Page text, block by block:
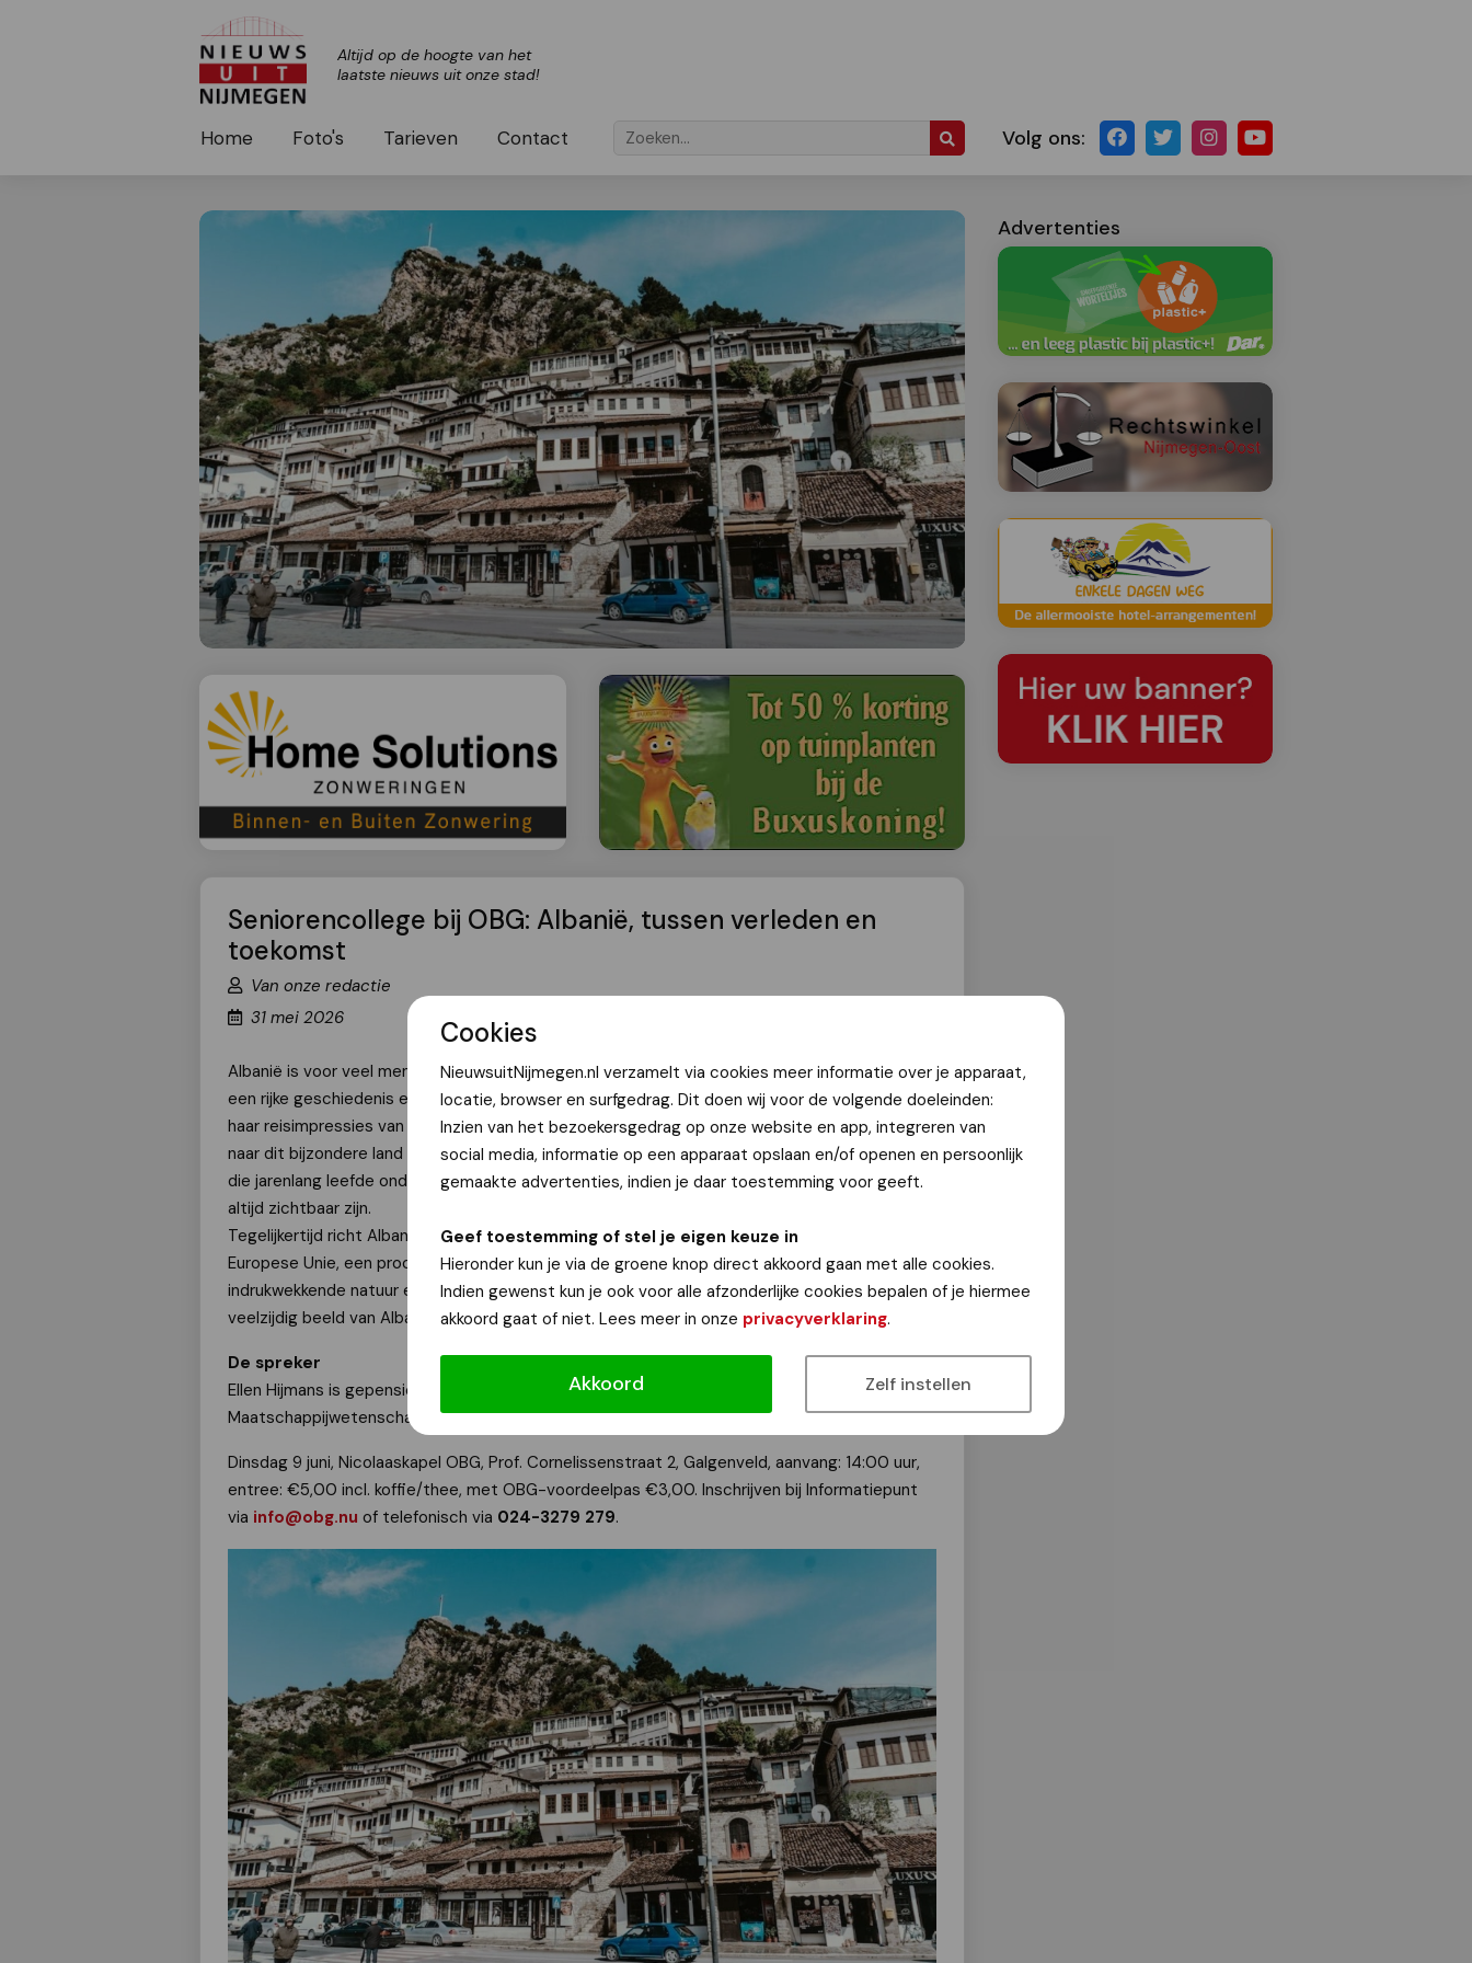
Cookies
NieuwsuitNijmegen.nl verzamelt via cookies meer informatie over je apparaat,
locatie, browser en surfgedrag. Dit doen wij voor de volgende doeleinden:
Inzien van het bezoekersgedrag op onze website en app, integreren van
social media, informatie op een apparaat opslaan en/of openen en persoonlijk
gemaakte advertenties, indien je daar toestemming voor geeft.
Geef toestemming of stel je eigen keuze in
Hieronder kun je via de groene knop direct akkoord gaan met alle cookies.
Indien gewenst kun je ook voor alle afzonderlijke cookies bepalen of je hiermee
akkoord gaat of niet. Lees meer in onze privacyverklaring.
Akkoord Zelf instellen
Altijd op de hoogte van het
laatste nieuws uit onze stad!
Home Foto's Tarieven Contact Volg ons:
Seniorencollege bij OBG: Albanië, tussen verleden en
toekomst
Van onze redactie
31 mei 2026
Albanië is voor veel mensen in West-Europa nog een relatief onbekend land, maar het kent
een rijke geschiedenis en een uitgesproken eigen cultuur. In deze lezing deelt Ellen Hijmans
haar reisimpressies van een rondreis die zij in 2024 maakte, gedreven door nieuwsgierigheid
naar dit bijzondere land aan de rand van Europa. Zij schetst een beeld van een samenleving
die jarenlang leefde onder een strenge communistische dictatuur, waarvan de sporen nog
altijd zichtbaar zijn.
Tegelijkertijd richt Albanië zich op de toekomst en streeft het naar toetreding tot de
Europese Unie, een proces dat gepaard gaat met grote uitdagingen. Beelden van
indrukwekkende natuur en Unesco-werelderfgoed ondersteunen het verhaal en geven een
veelzijdig beeld van Albanië vandaag.
De spreker
Ellen Hijmans is gepensioneerd socioloog en werkte als docent en onderzoeker bij de afdeling
Maatschappijwetenschappen van de Radboud Universiteit.
Dinsdag 9 juni, Nicolaaskapel OBG, Prof. Cornelissenstraat 2, Galgenveld, aanvang: 14:00 uur,
entree: €5,00 incl. koffie/thee, met OBG-voordeelpas €3,00. Inschrijven bij Informatiepunt
via info@obg.nu of telefonisch via 024-3279 279.
Advertenties